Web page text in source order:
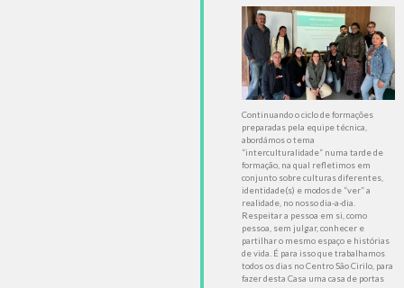
Continuando o ciclo de formações
preparadas pela equipe técnica,
abordámos o tema
“interculturalidade” numa tarde de
formação, na qual refletimos em
conjunto sobre culturas diferentes,
identidade(s) e modos de “ver” a
realidade, no nosso dia-a-dia.
Respeitar a pessoa em si, como
pessoa, sem julgar, conhecer e
partilhar o mesmo espaço e histórias
de vida. É para isso que trabalhamos
todos os dias no Centro São Cirilo, para
fazer desta Casa uma casa de portas